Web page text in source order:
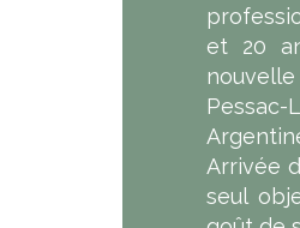
et 20
Arrivée
seul